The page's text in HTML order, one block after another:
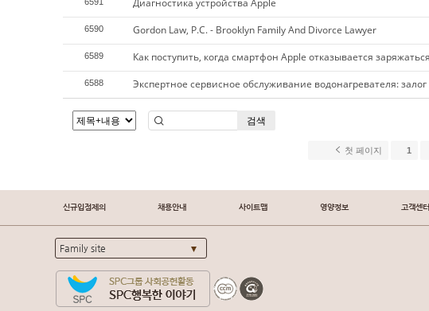
Диагностика устройства Apple
6590 Gordon Law, P.C. - Brooklyn Family And Divorce Lawyer
6589 Как поступить, когда смартфон Apple отказывается заряжаться
6588 Экспертное сервисное обслуживание водонагревателя:
검색
첫 페이지 1
신규입점제의 채용안내 사이트맵 영양정보 고객센터
Family site